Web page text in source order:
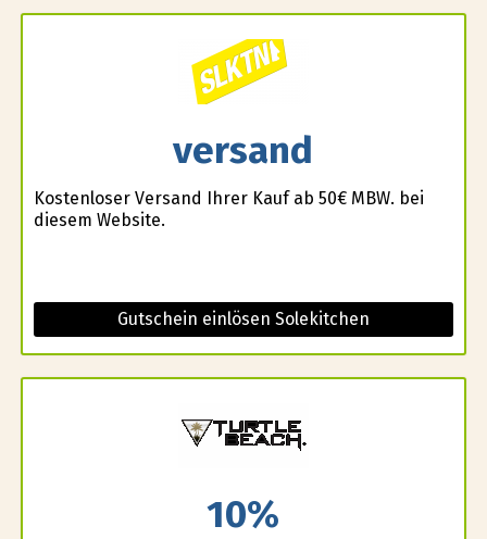
versand
Kostenloser Versand Ihrer Kauf ab 50€ MBW. bei
diesem Website.
Gutschein einlösen Solekitchen
10%